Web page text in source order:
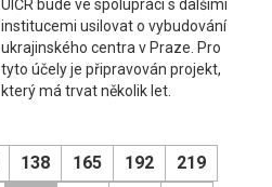
UIČR bude ve spolupráci s dalšími
institucemi usilovat o vybudování
ukrajinského centra v Praze. Pro
tyto účely je připravován projekt,
který má trvat několik let.
138 165 192
219